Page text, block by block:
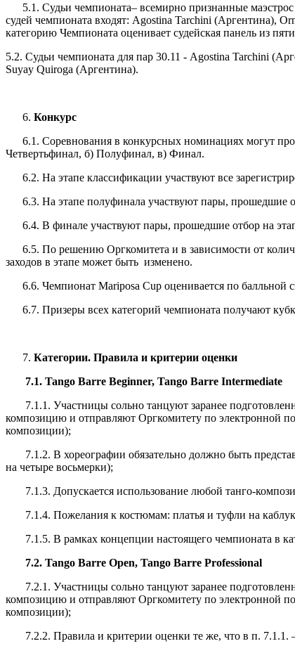
5.1. Судьи чемпионата– всемирно признанные
судей чемпионата входят: Agostina Tarchini (Аргентина),
категорию Чемпионата оценивает судейская панель из
5.2. Судьи чемпионата для пар 30.11 - Agostina Tarchini
Suyay Quiroga (Аргентина).
Конкурс
6.1. Соревнования в конкурсных номинациях могут
Четвертьфинал, б) Полуфинал, в) Финал.
6.2. На этапе классификации участвуют все
6.3. На этапе полуфинала участвуют пары, прошедшие
6.4. В финале участвуют пары, прошедшие отбор на
6.5. По решению Оргкомитета и в зависимости от
заходов в этапе может быть изменено.
6.6. Чемпионат Mariposa Cup оценивается по балльной
6.7. Призеры всех категорий чемпионата получают
Категории. Правила и критерии оценки
7.1. Tango Barre Beginner, Tango Barre Intermediate
7.1.1. Участницы сольно танцуют заранее
композицию и отправляют Оргкомитету по электронной
композиции);
7.1.2. В хореографии обязательно должно быть
на четыре восьмерки);
7.1.3. Допускается использование любой танго-
7.1.4. Пожелания к костюмам: платья и туфли на
7.1.5. В рамках концепции настоящего чемпионата в
7.2. Tango Barre Open, Tango Barre Professional
7.2.1. Участницы сольно танцуют заранее
композицию и отправляют Оргкомитету по электронной
композиции);
7.2.2. Правила и критерии оценки те же, что в п. 7.1.1.